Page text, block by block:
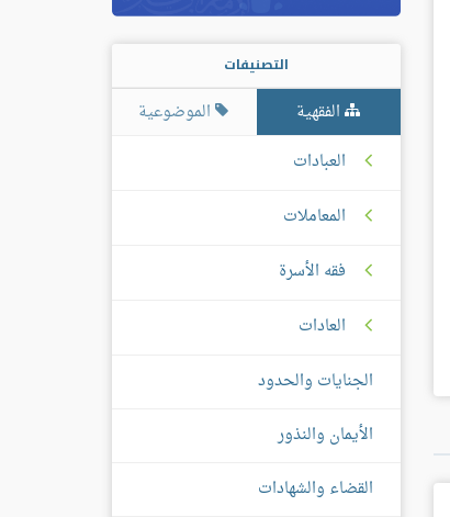
التصنيفات
الفقهية
الموضوعية
العبادات
المعاملات
فقه الأسرة
العادات
الجنايات والحدود
الأيمان والنذور
القضاء والشهادات